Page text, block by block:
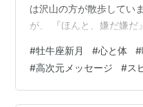
は沢山の方が散歩してい
が、 『ほんと、嫌だ嫌だ
に足が遅くて、 男子にち
その過去の記憶で今年も
嫌だ、と思ったらどんど
#牡牛座新月 #心と体 #
#高次元メッセージ #ス